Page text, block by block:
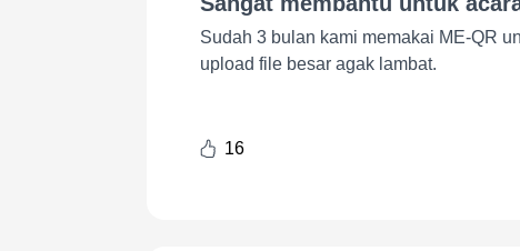
Sudah 3 bulan kami memakai ME-QR
upload file besar agak lambat.
16